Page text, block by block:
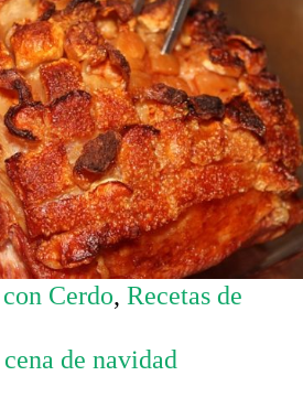
Cerdo, Recetas de
de navidad